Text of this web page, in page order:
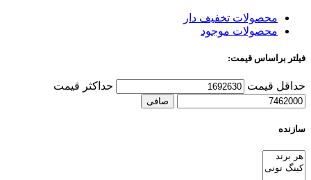
محصولات تخفیف دار
محصولات موجود
فیلتر براساس قیمت:
حداقل قیمت حداكثر قيمت
صافی
سازنده